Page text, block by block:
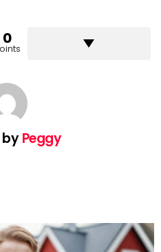
0
byPeggy